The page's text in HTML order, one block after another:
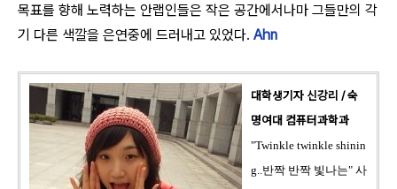
목표를 향해 노력하는 안랩인들은 작은 공간에서나마 그들만의 각
기 다른 색깔을 은연중에 드러내고 있었다. Ahn
대학생기자 신강리 / 숙
명여대 컴퓨터과학과
"Twinkle twinkle shinin
g..반짝 반짝 빛나는" 사